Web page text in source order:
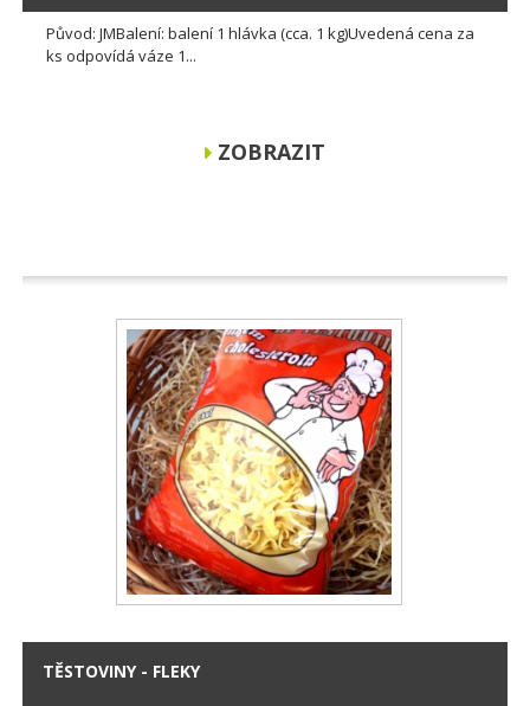
Původ: JMBalení: balení 1 hlávka (cca. 1 kg)Uvedená cena za
ks odpovídá váze 1...
ZOBRAZIT
TĚSTOVINY - FLEKY